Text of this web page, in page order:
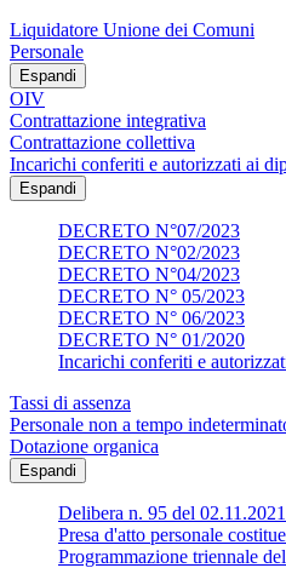
Liquidatore Unione dei Comuni
Personale
Espandi
OIV
Contrattazione integrativa
Contrattazione collettiva
Incarichi conferiti e autorizzati ai
Espandi
DECRETO N°07/2023
DECRETO N°02/2023
DECRETO N°04/2023
DECRETO N° 05/2023
DECRETO N° 06/2023
DECRETO N° 01/2020
Incarichi conferiti e
Tassi di assenza
Personale non a tempo
Dotazione organica
Espandi
Delibera n. 95 del
Presa d'atto personale
Programmazione triennale